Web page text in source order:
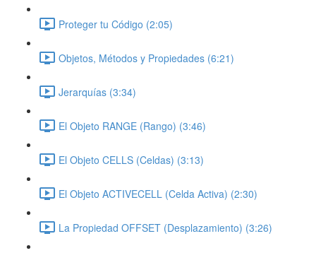
Proteger tu Código (2:05)
Objetos, Métodos y Propiedades (6:21)
Jerarquías (3:34)
El Objeto RANGE (Rango) (3:46)
El Objeto CELLS (Celdas) (3:13)
El Objeto ACTIVECELL (Celda Activa) (2:30)
La Propiedad OFFSET (Desplazamiento) (3:26)